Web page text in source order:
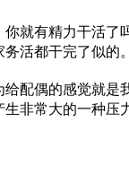
有精力干活了
活都干完了似的。
偶的感觉就是
非常大的一种压